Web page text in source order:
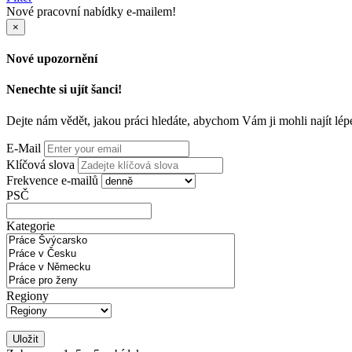
Nové pracovní nabídky e-mailem!
×
Nové upozornění
Nenechte si ujít šanci!
Dejte nám vědět, jakou práci hledáte, abychom Vám ji mohli najít
E-Mail
Klíčová slova
Frekvence e-mailů
PSČ
Kategorie
Regiony
Uložit